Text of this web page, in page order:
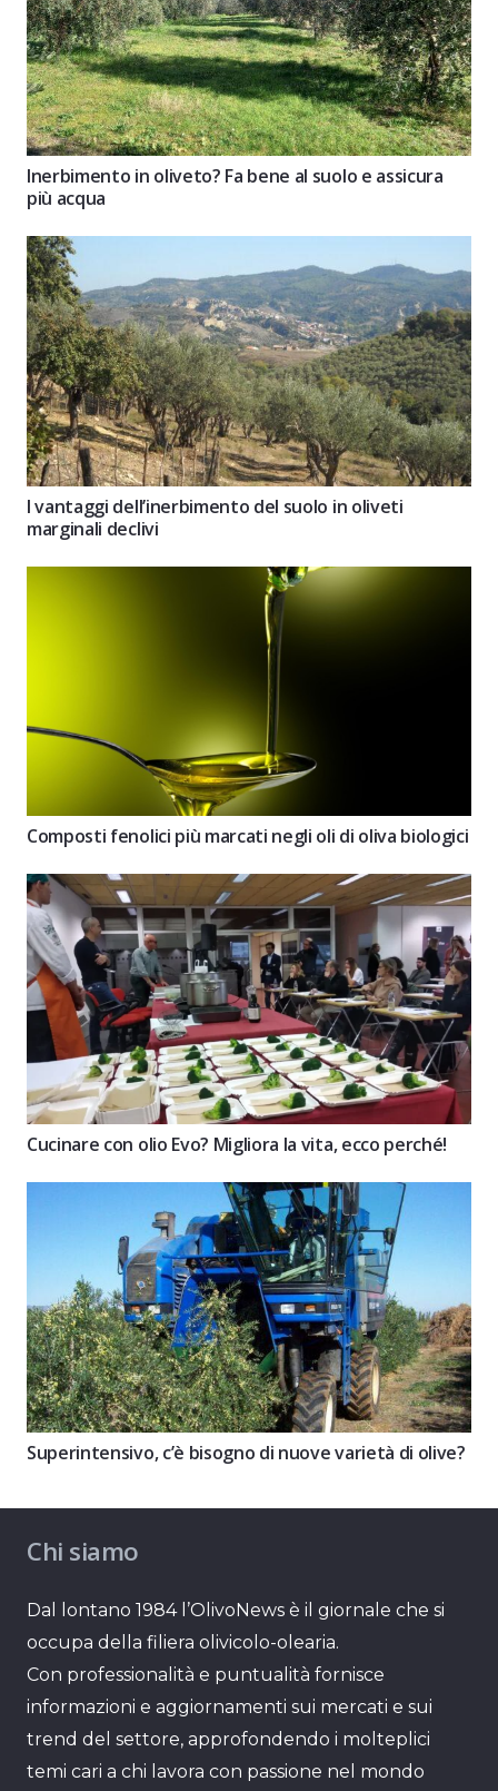
Inerbimento in oliveto? Fa bene al suolo e assicura
più acqua
I vantaggi dell’inerbimento del suolo in oliveti
marginali declivi
Composti fenolici più marcati negli oli di oliva biologici
Cucinare con olio Evo? Migliora la vita, ecco perché!
Superintensivo, c’è bisogno di nuove varietà di olive?
Chi siamo
Dal lontano 1984 l’OlivoNews è il giornale che si
occupa della filiera olivicolo-olearia.
Con professionalità e puntualità fornisce
informazioni e aggiornamenti sui mercati e sui
trend del settore, approfondendo i molteplici
temi cari a chi lavora con passione nel mondo